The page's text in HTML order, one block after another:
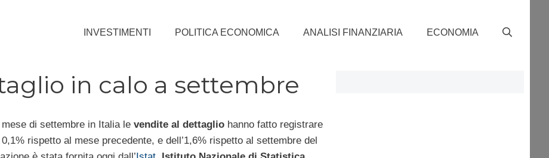
INVESTIMENTI POLITICA ECONOMICA ANALISI FINANZIARIA ECONOMIA
in calo a settembre
di settembre in Italia le vendite al dettagliohanno fatto registrare
rispetto al mese precedente, e dell’1,6% rispetto al settembre del